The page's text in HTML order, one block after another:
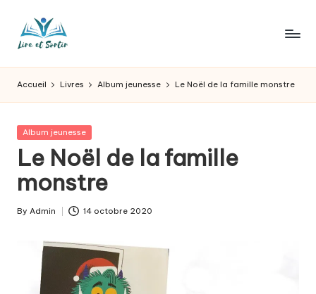
L
ir
e
e
t
s
o
pour
les
goûts,
des
pour
Accueil Livres Album jeunesse Le Noël de la famille monstre
Posted
Album jeunesse
Le Noël de la famille
monstre
Posted
By Admin 14 octobre 2020